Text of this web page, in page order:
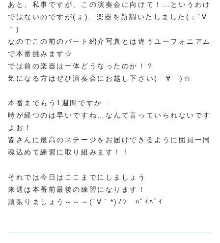
あと、私事ですが、この演奏会に向けて！…というわけ
ではないのですが(ぇ)、楽器を新調いたしました(；´∀
｀)
なのでこの前のパート紹介写真とは違うユーフォニアム
で本番挑みます☆
では前の楽器は一体どうなったのか！？
気になる方はぜひ演奏会にお越し下さい(￣∀￣)☆
本番までもう1週間ですか…
時が経つのは早いですね…なんて言っていられないです
よお！
皆さんに最高のステージをお届けできるように団員一同
魂込めて練習に取り組みます！！
それでは今日はここまでにしましょう
来週は本番前最後の練習になります！
頑張りましょう～～～(´∀｀*)ﾉｼ ﾊﾞｲﾊﾞｲ